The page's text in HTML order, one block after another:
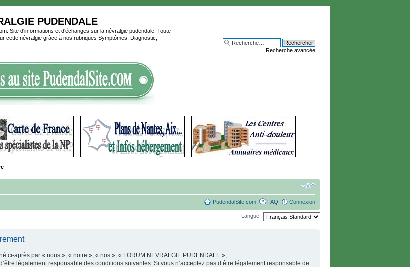
PUDENDALE
Site d'informations et d'échanges sur la névralgie pudendale. Toute
cette névralgie grâce à nos rubriques Symptômes, Diagnostic,
Recherche avancée
PudendalSite.com FAQ Connexion
Langue:
ci-après par « nous », « notre », « nos », « FORUM NEVRALGIE PUDENDALE »,
légalement responsable des conditions suivantes. Si vous n’acceptez pas d’être légalement responsable de